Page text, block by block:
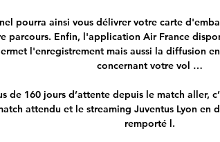
pourra ainsi vous délivrer votre carte
parcours. Enfin, l'application Air France
l'enregistrement mais aussi la diffusion
concernant votre vol …
de 160 jours d’attente depuis le match aller,
attendu et le streaming Juventus Lyon en
remporté l.